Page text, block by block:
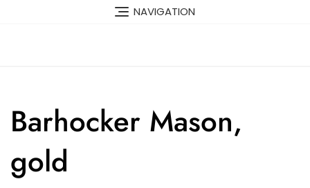
NAVIGATION
Barhocker Mason,
gold